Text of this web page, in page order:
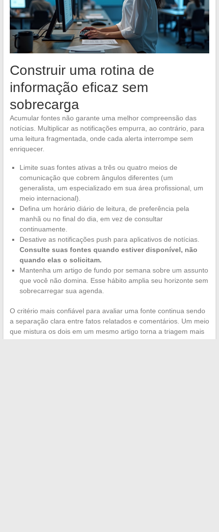
Construir uma rotina de
informação eficaz sem
sobrecarga
Acumular fontes não garante uma melhor compreensão das
notícias. Multiplicar as notificações empurra, ao contrário, para
uma leitura fragmentada, onde cada alerta interrompe sem
enriquecer.
Limite suas fontes ativas a três ou quatro meios de
comunicação que cobrem ângulos diferentes (um
generalista, um especializado em sua área profissional, um
meio internacional).
Defina um horário diário de leitura, de preferência pela
manhã ou no final do dia, em vez de consultar
continuamente.
Desative as notificações push para aplicativos de notícias.
Consulte suas fontes quando estiver disponível, não
quando elas o solicitam.
Mantenha um artigo de fundo por semana sobre um assunto
que você não domina. Esse hábito amplia seu horizonte sem
sobrecarregar sua agenda.
O critério mais confiável para avaliar uma fonte continua sendo
a separação clara entre fatos relatados e comentários. Um meio
que mistura os dois em um mesmo artigo torna a triagem mais